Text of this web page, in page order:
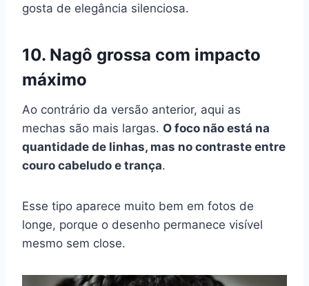
gosta de elegância silenciosa.
10. Nagô grossa com impacto
máximo
Ao contrário da versão anterior, aqui as
mechas são mais largas. O foco não está na
quantidade de linhas, mas no contraste entre
couro cabeludo e trança.
Esse tipo aparece muito bem em fotos de
longe, porque o desenho permanece visível
mesmo sem close.